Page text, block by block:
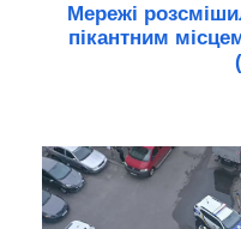
Мережі
пікантним